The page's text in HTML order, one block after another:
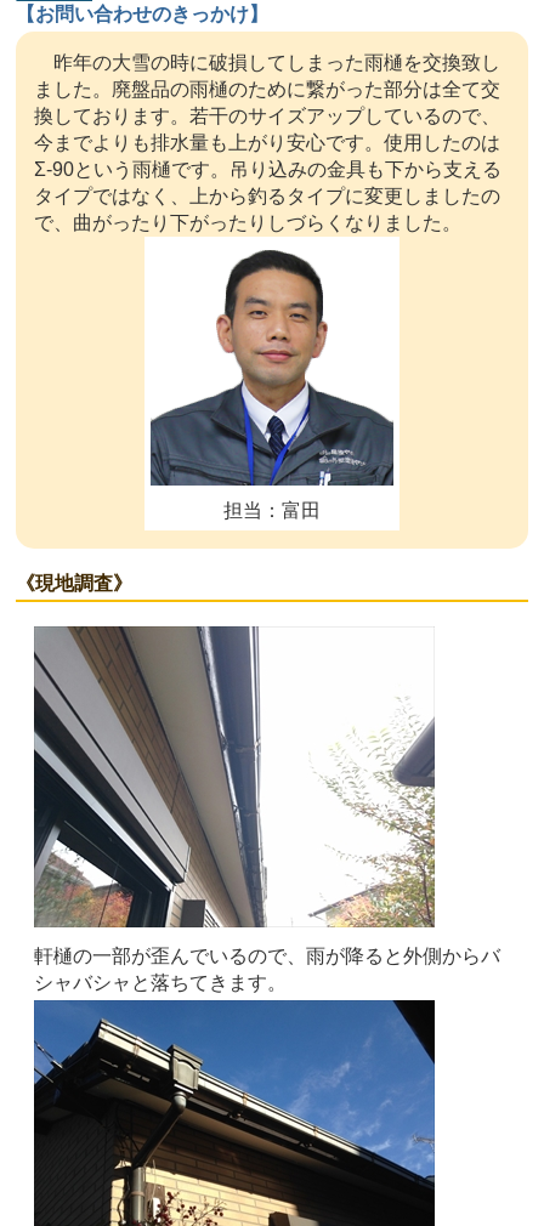
【お問い合わせのきっかけ】
昨年の大雪の時に破損してしまった雨樋を交換致し
ました。廃盤品の雨樋のために繋がった部分は全て交
換しております。若干のサイズアップしているので、
今までよりも排水量も上がり安心です。使用したのは
Σ-90という雨樋です。吊り込みの金具も下から支える
タイプではなく、上から釣るタイプに変更しましたの
で、曲がったり下がったりしづらくなりました。
担当：富田
《現地調査》
軒樋の一部が歪んでいるので、雨が降ると外側からバ
シャバシャと落ちてきます。